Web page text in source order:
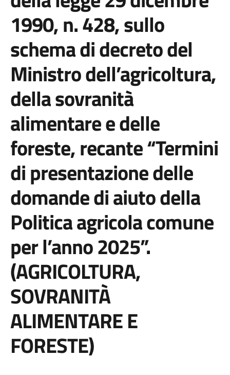
1990, n. 428, sullo
schema di decreto del
Ministro dell’agricoltura,
della sovranità
alimentare e delle
foreste, recante “Termini
di presentazione delle
domande di aiuto della
Politica agricola comune
per l’anno 2025”.
(AGRICOLTURA,
SOVRANITÀ
ALIMENTARE E
FORESTE)